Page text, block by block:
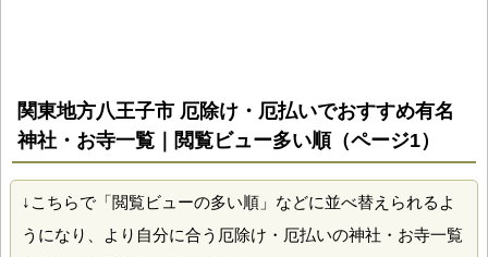
関東地方八王子市 厄除け・厄払いでおすすめ有名
神社・お寺一覧｜閲覧ビュー多い順（ページ1）
↓こちらで「閲覧ビューの多い順」などに並べ替えられるよ
うになり、より自分に合う厄除け・厄払いの神社・お寺一覧